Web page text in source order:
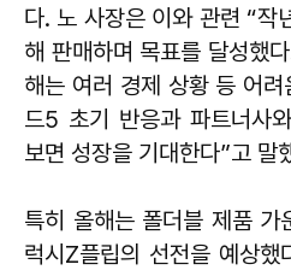
다. 노 사장은 이와 관련 “
해 판매하며 목표를 달성했
해는 여러 경제 상황 등 어려
드5 초기 반응과 파트너사
보면 성장을 기대한다”고 말
특히 올해는 폴더블 제품 가
럭시Z플립의 선전을 예상